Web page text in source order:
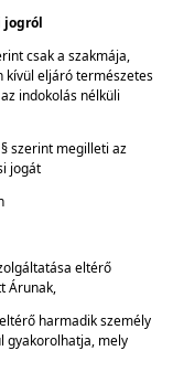
jogról
csak a szakmája,
kívül eljáró természetes
indokolás nélküli
szerint megilleti az
jogát
eltérő
Árunak,
harmadik személy
gyakorolhatja, mely